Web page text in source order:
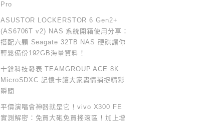
Pro
ASUSTOR LOCKERSTOR 6 Gen2+
(AS6706T v2) NAS 系統開箱使用分享：
搭配六顆 Seagate 32TB NAS 硬碟讓你
輕鬆備份192GB海量資料！
十銓科技發表 TEAMGROUP ACE 8K
MicroSDXC 記憶卡讓大家盡情捕捉精彩
瞬間
平價演唱會神器就是它！vivo X300 FE
實測解密：免買大砲免買搖滾區！加上增